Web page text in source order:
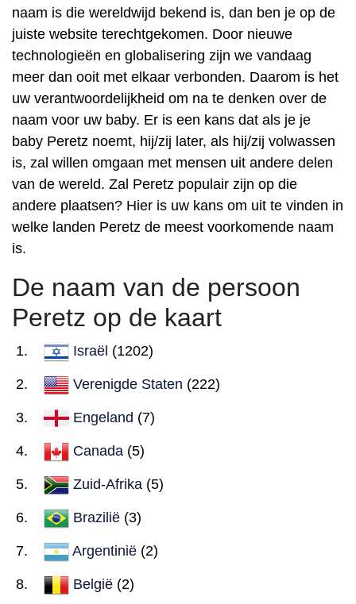
naam is die wereldwijd bekend is, dan ben je op de
juiste website terechtgekomen. Door nieuwe
technologieën en globalisering zijn we vandaag
meer dan ooit met elkaar verbonden. Daarom is het
uw verantwoordelijkheid om na te denken over de
naam voor uw baby. Er is een kans dat als je je
baby Peretz noemt, hij/zij later, als hij/zij volwassen
is, zal willen omgaan met mensen uit andere delen
van de wereld. Zal Peretz populair zijn op die
andere plaatsen? Hier is uw kans om uit te vinden in
welke landen Peretz de meest voorkomende naam
is.
De naam van de persoon
Peretz op de kaart
Israël (1202)
Verenigde Staten (222)
Engeland (7)
Canada (5)
Zuid-Afrika (5)
Brazilië (3)
Argentinië (2)
België (2)